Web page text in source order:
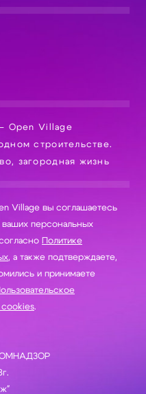
Open Village
строительстве.
загородная жизнь
Village вы соглашаетесь
Политике
, а также подтверждаете,
и принимаете
cookies.